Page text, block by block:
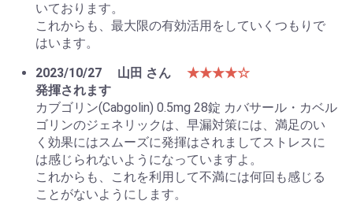
いております。
これからも、最大限の有効活用をしていくつもりで
はいます。
2023/10/27
山田 さん
★★★★☆
発揮されます
カブゴリン(Cabgolin) 0.5mg 28錠 カバサール・カベル
ゴリンのジェネリックは、早漏対策には、満足のい
く効果にはスムーズに発揮はされましてストレスに
は感じられないようになっていますよ。
これからも、これを利用して不満には何回も感じる
ことがないようにします。